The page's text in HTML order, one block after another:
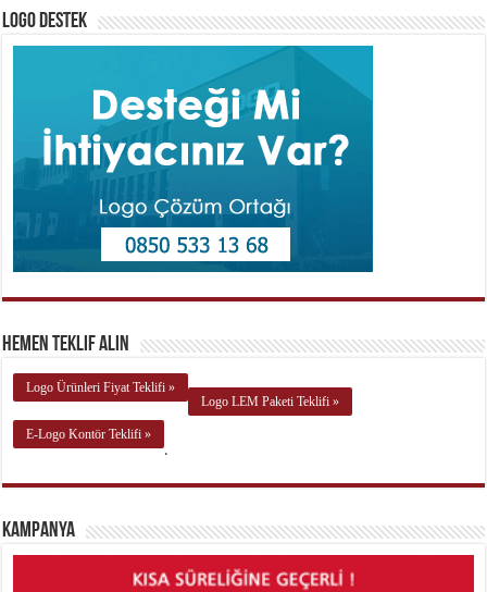
Logo Destek
Hemen Teklif Alın
Logo Ürünleri Fiyat Teklifi »
Logo LEM Paketi Teklifi »
E-Logo Kontör Teklifi »
.
Kampanya